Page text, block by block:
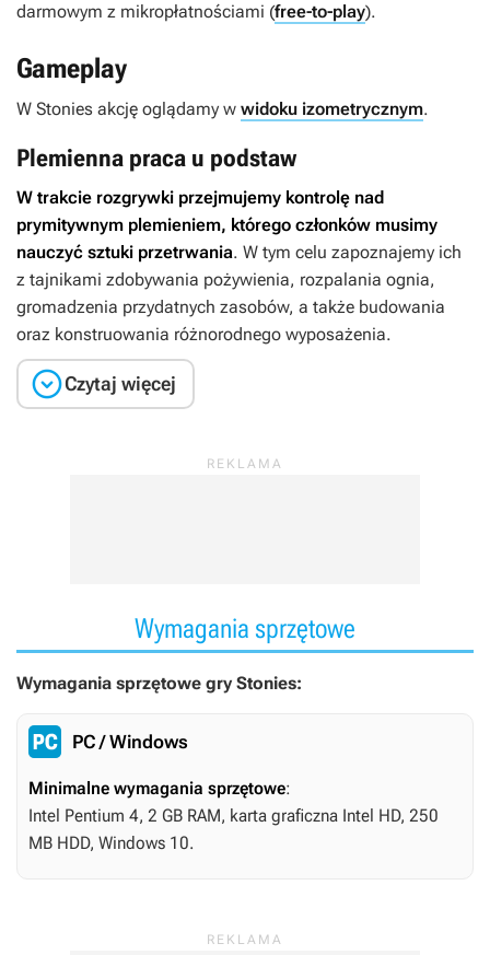
darmowym z mikropłatnościami (free-to-play).
Gameplay
W Stonies akcję oglądamy w widoku izometrycznym.
Plemienna praca u podstaw
W trakcie rozgrywki przejmujemy kontrolę nad
prymitywnym plemieniem, którego członków musimy
nauczyć sztuki przetrwania. W tym celu zapoznajemy ich
z tajnikami zdobywania pożywienia, rozpalania ognia,
gromadzenia przydatnych zasobów, a także budowania
oraz konstruowania różnorodnego wyposażenia.
Czytaj więcej
Wymagania sprzętowe
Wymagania sprzętowe gry Stonies:
PC / Windows
Minimalne wymagania sprzętowe:
Intel Pentium 4, 2 GB RAM, karta graficzna Intel HD, 250
MB HDD, Windows 10.